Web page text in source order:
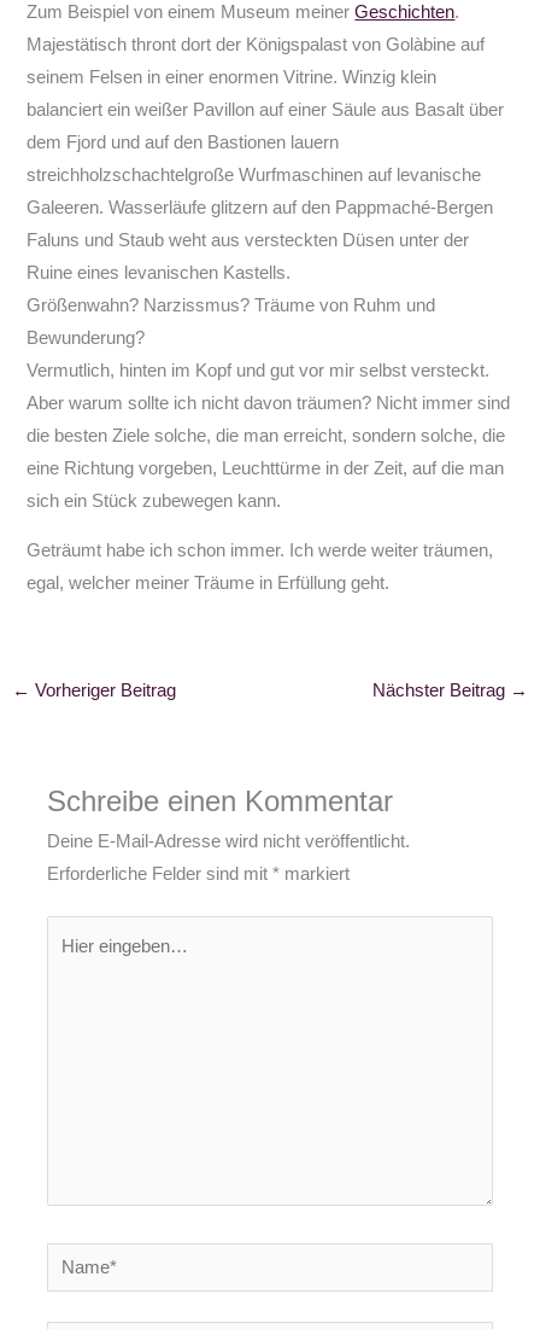
Zum Beispiel von einem Museum meinerGeschichten.
Majestätisch thront dort der Königspalast von Golàbine auf
seinem Felsen in einer enormen Vitrine. Winzig klein
balanciert ein weißer Pavillon auf einer Säule aus Basalt über
dem Fjord und auf den Bastionen lauern
streichholzschachtelgroße Wurfmaschinen auf levanische
Galeeren. Wasserläufe glitzern auf den Pappmaché-Bergen
Faluns und Staub weht aus versteckten Düsen unter der
Ruine eines levanischen Kastells.
Größenwahn? Narzissmus? Träume von Ruhm und
Bewunderung?
Vermutlich, hinten im Kopf und gut vor mir selbst versteckt.
Aber warum sollte ich nicht davon träumen? Nicht immer sind
die besten Ziele solche, die man erreicht, sondern solche, die
eine Richtung vorgeben, Leuchttürme in der Zeit, auf die man
sich ein Stück zubewegen kann.
Geträumt habe ich schon immer. Ich werde weiter träumen,
egal, welcher meiner Träume in Erfüllung geht.
← Vorheriger Beitrag Nächster Beitrag →
Schreibe einen Kommentar
Deine E-Mail-Adresse wird nicht veröffentlicht.
Erforderliche Felder sind mit* markiert
Name*